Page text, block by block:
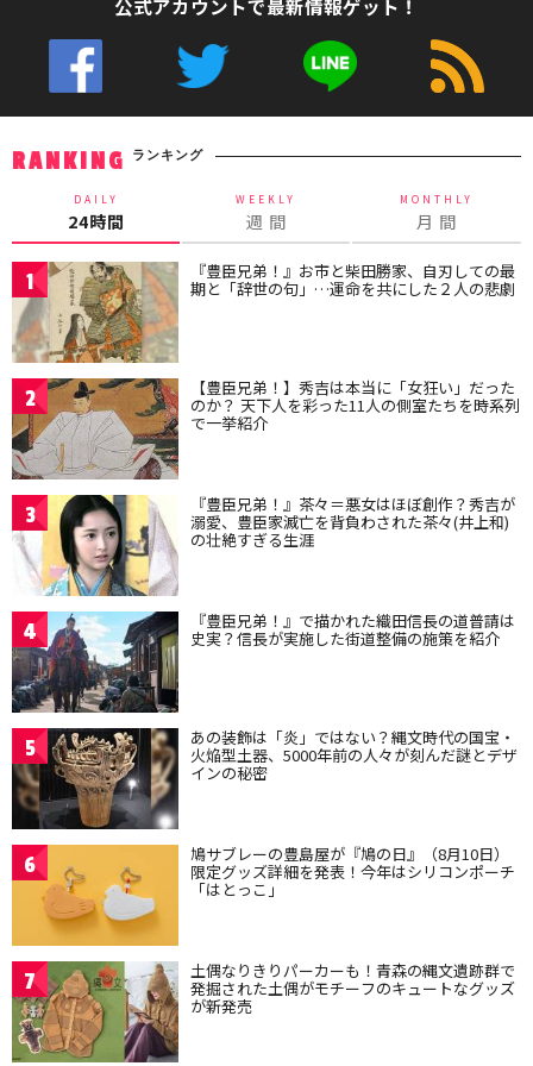
公式アカウントで最新情報ゲット！
RANKING ランキング
DAILY
24時間
WEEKLY
週 間
MONTHLY
月 間
1 『豊臣兄弟！』お市と柴田勝家、自刃しての最
期と「辞世の句」…運命を共にした２人の悲劇
2 【豊臣兄弟！】秀吉は本当に「女狂い」だった
のか？ 天下人を彩った11人の側室たちを時系列
で一挙紹介
3 『豊臣兄弟！』茶々＝悪女はほぼ創作？秀吉が
溺愛、豊臣家滅亡を背負わされた茶々(井上和)
の壮絶すぎる生涯
4 『豊臣兄弟！』で描かれた織田信長の道普請は
史実？信長が実施した街道整備の施策を紹介
5 あの装飾は「炎」ではない？縄文時代の国宝・
火焔型土器、5000年前の人々が刻んだ謎とデザ
インの秘密
6 鳩サブレーの豊島屋が『鳩の日』（8月10日）
限定グッズ詳細を発表！今年はシリコンポーチ
「はとっこ」
7 土偶なりきりパーカーも！青森の縄文遺跡群で
発掘された土偶がモチーフのキュートなグッズ
が新発売